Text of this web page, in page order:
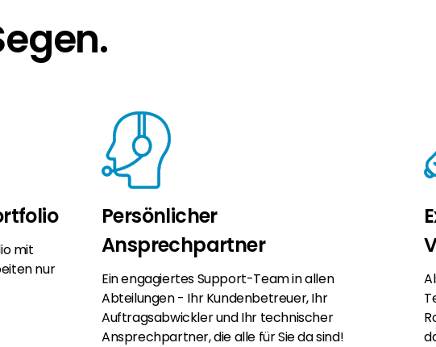
mit
nur
Persönlicher
Ansprechpartner
Ein engagiertes Support-Team in allen
Abteilungen - Ihr Kundenbetreuer, Ihr
Auftragsabwickler und Ihr technischer
Ansprechpartner, die alle für Sie da sind!